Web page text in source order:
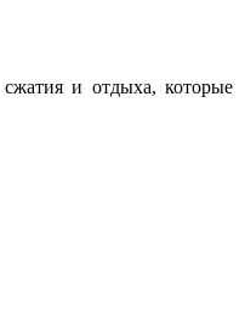
сжатия и отдыха, которые